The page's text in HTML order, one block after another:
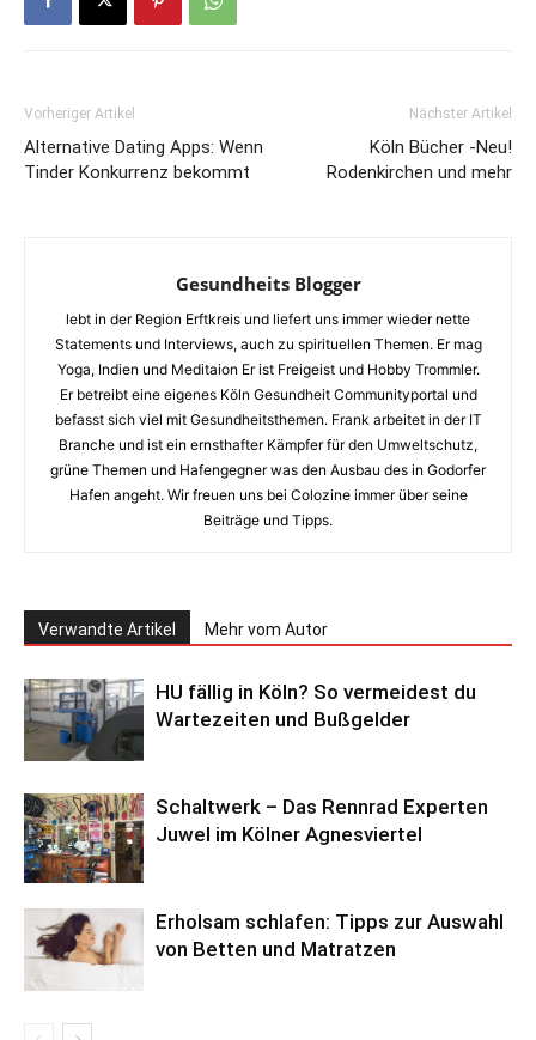
Vorheriger Artikel
Alternative Dating Apps: Wenn
Tinder Konkurrenz bekommt
Nächster Artikel
Köln Bücher -Neu!
Rodenkirchen und mehr
Gesundheits Blogger
lebt in der Region Erftkreis und liefert uns immer wieder nette
Statements und Interviews, auch zu spirituellen Themen. Er mag
Yoga, Indien und Meditaion Er ist Freigeist und Hobby Trommler.
Er betreibt eine eigenes Köln Gesundheit Communityportal und
befasst sich viel mit Gesundheitsthemen. Frank arbeitet in der IT
Branche und ist ein ernsthafter Kämpfer für den Umweltschutz,
grüne Themen und Hafengegner was den Ausbau des in Godorfer
Hafen angeht. Wir freuen uns bei Colozine immer über seine
Beiträge und Tipps.
Verwandte Artikel Mehr vom Autor
HU fällig in Köln? So vermeidest du
Wartezeiten und Bußgelder
Schaltwerk – Das Rennrad Experten
Juwel im Kölner Agnesviertel
Erholsam schlafen: Tipps zur Auswahl
von Betten und Matratzen